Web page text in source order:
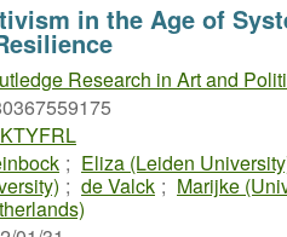
in the Age of
Research in Art and
; Eliza (Leiden
; de Valck ; Marijke